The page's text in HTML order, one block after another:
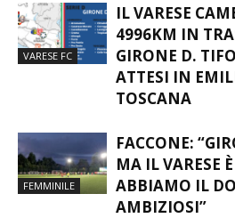
VARESE FC
IL VARESE
4996KM IN
GIRONE D.
ATTESI IN
TOSCANA
FEMMINILE
FACCONE:
MA IL VARESE
ABBIAMO IL
AMBIZIOSI”